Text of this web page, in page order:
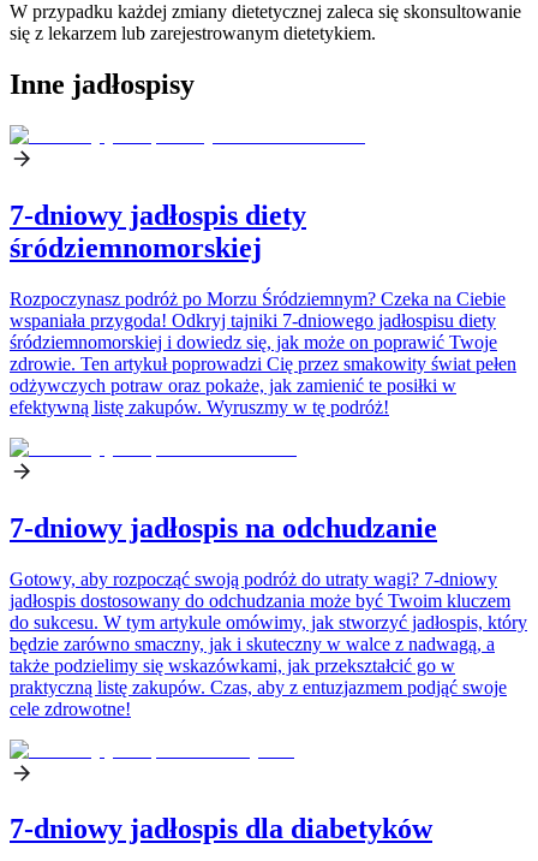
W przypadku każdej zmiany dietetycznej zaleca się skonsultowanie
się z lekarzem lub zarejestrowanym dietetykiem.
Inne jadłospisy
7-dniowy jadłospis diety
śródziemnomorskiej
Rozpoczynasz podróż po Morzu Śródziemnym? Czeka na Ciebie
wspaniała przygoda! Odkryj tajniki 7-dniowego jadłospisu diety
śródziemnomorskiej i dowiedz się, jak może on poprawić Twoje
zdrowie. Ten artykuł poprowadzi Cię przez smakowity świat pełen
odżywczych potraw oraz pokaże, jak zamienić te posiłki w
efektywną listę zakupów. Wyruszmy w tę podróż!
7-dniowy jadłospis na odchudzanie
Gotowy, aby rozpocząć swoją podróż do utraty wagi? 7-dniowy
jadłospis dostosowany do odchudzania może być Twoim kluczem
do sukcesu. W tym artykule omówimy, jak stworzyć jadłospis, który
będzie zarówno smaczny, jak i skuteczny w walce z nadwagą, a
także podzielimy się wskazówkami, jak przekształcić go w
praktyczną listę zakupów. Czas, aby z entuzjazmem podjąć swoje
cele zdrowotne!
7-dniowy jadłospis dla diabetyków